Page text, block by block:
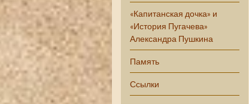
«Капитанская дочка» и
«История Пугачева»
Александра Пушкина
Память
Ссылки